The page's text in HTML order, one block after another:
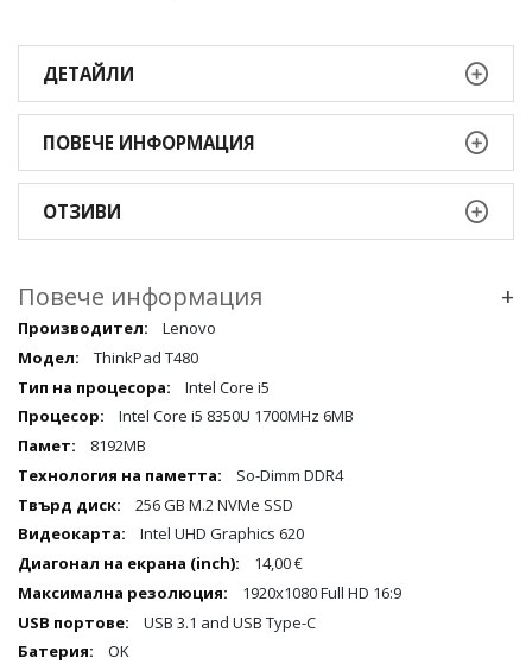
ДЕТАЙЛИ
ПОВЕЧЕ ИНФОРМАЦИЯ
ОТЗИВИ
Повече информация +
Повече
информация
qqq
Lenovo
ThinkPad T480
Intel Core i5
Intel Core i5 8350U 1700MHz 6MB
8192MB
So-Dimm DDR4
256 GB M.2 NVMe SSD
Intel UHD Graphics 620
14,00 €
1920x1080 Full HD 16:9
USB 3.1 and USB Type-C
OK